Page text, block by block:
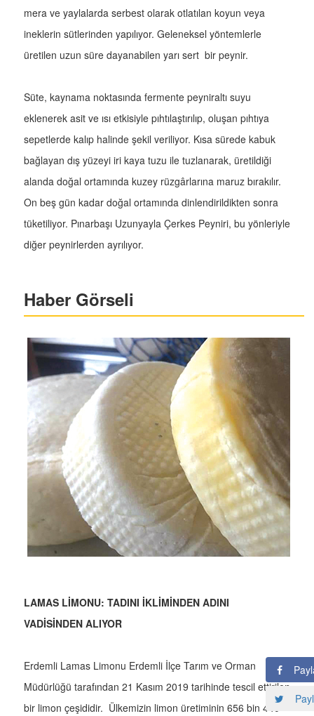
mera ve yaylalarda serbest olarak otlatılan koyun veya
ineklerin sütlerinden yapılıyor. Geleneksel yöntemlerle
üretilen uzun süre dayanabilen yarı sert bir peynir.
Süte, kaynama noktasında fermente peyniraltı suyu
eklenerek asit ve ısı etkisiyle pıhtılaştırılıp, oluşan pıhtıya
sepetlerde kalıp halinde şekil veriliyor. Kısa sürede kabuk
bağlayan dış yüzeyi iri kaya tuzu ile tuzlanarak, üretildiği
alanda doğal ortamında kuzey rüzgârlarına maruz bırakılır.
On beş gün kadar doğal ortamında dinlendirildikten sonra
tüketiliyor. Pınarbaşı Uzunyayla Çerkes Peyniri, bu yönleriyle
diğer peynirlerden ayrılıyor.
Haber Görseli
LAMAS LİMONU: TADINI İKLİMİNDEN ADINI
VADİSİNDEN ALIYOR
Erdemli Lamas Limonu Erdemli İlçe Tarım ve Orman
Müdürlüğü tarafından 21 Kasım 2019 tarihinde tescil ettirilen
bir limon çeşididir. Ülkemizin limon üretiminin 656 bin 440